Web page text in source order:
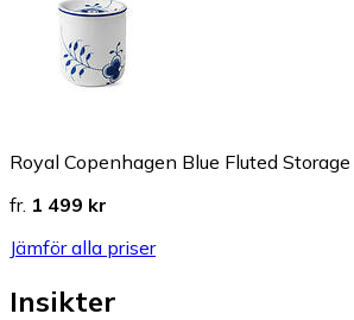
Royal Copenhagen Blue Fluted Storage
fr. 1 499 kr
Jämför alla priser
Insikter